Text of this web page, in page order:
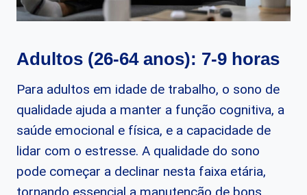
Adultos (26-64 anos): 7-9 horas
Para adultos em idade de trabalho, o sono de
qualidade ajuda a manter a função cognitiva, a
saúde emocional e física, e a capacidade de
lidar com o estresse. A qualidade do sono
pode começar a declinar nesta faixa etária,